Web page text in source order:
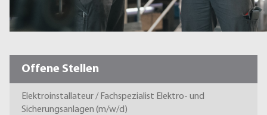
Offene Stellen
Elektroinstallateur / Fachspezialist Elektro- und
Sicherungsanlagen (m/w/d)